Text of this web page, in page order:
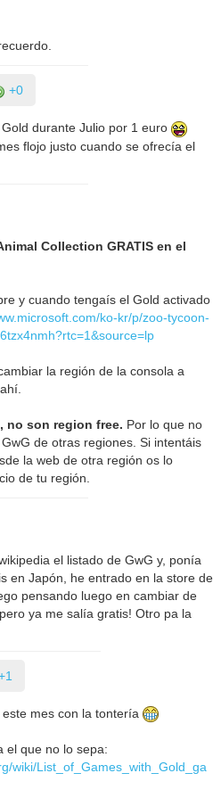
+0
durante Julio por 1 euro
flojo justo cuando se ofrecía el
Collection GRATIS en el
y cuando tengaís el Gold activado
ko-kr/p/zoo-tycoon-
la región de la consola a
no son region free. Por lo que no
de otras regiones. Si intentáis
la web de otra región os lo
de tu región.
el listado de GwG y, ponía
en Japón, he entrado en la store de
pensando luego en cambiar de
ya me salía gratis! Otro pa la
este mes con la tontería
el que no lo sepa:
wiki/List_of_Games_with_Gold_ga